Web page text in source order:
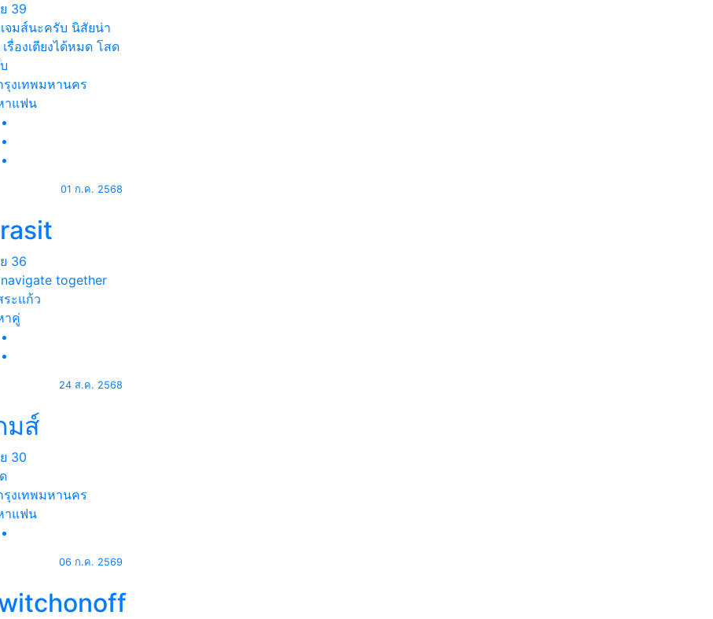
39
จมส์นะครับ นิสัยน่า
รื่องเตียงได้หมด โสด
รุงเทพมหานคร
าแฟน
01 ก.ค. 2568
36
together
ระแก้ว
าคู่
24 ส.ค. 2568
มส์
30
รุงเทพมหานคร
าแฟน
06 ก.ค. 2569